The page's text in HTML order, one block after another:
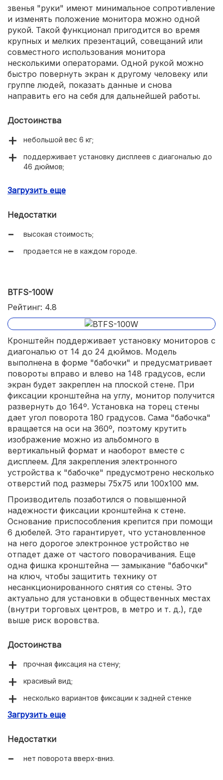
звенья "руки" имеют минимальное сопротивление
и изменять положение монитора можно одной
рукой. Такой функционал пригодится во время
крупных и мелких презентаций, совещаний или
совместного использования монитора
несколькими операторами. Одной рукой можно
быстро повернуть экран к другому человеку или
группе людей, показать данные и снова
направить его на себя для дальнейшей работы.
Достоинства
небольшой вес 6 кг;
поддерживает установку дисплеев с диагональю до
46 дюймов;
Загрузить еще
Недостатки
высокая стоимость;
продается не в каждом городе.
BTFS-100W
Рейтинг: 4.8
Кронштейн поддерживает установку мониторов с
диагональю от 14 до 24 дюймов. Модель
выполнена в форме "бабочки" и предусматривает
повороты вправо и влево на 148 градусов, если
экран будет закреплен на плоской стене. При
фиксации кронштейна на углу, монитор получится
развернуть до 164º. Установка на торец стены
дает угол поворота 180 градусов. Сама "бабочка"
вращается на оси на 360º, поэтому крутить
изображение можно из альбомного в
вертикальный формат и наоборот вместе с
дисплеем. Для закрепления электронного
устройства к "бабочке" предусмотрено несколько
отверстий под размеры 75х75 или 100х100 мм.
Производитель позаботился о повышенной
надежности фиксации кронштейна к стене.
Основание приспособления крепится при помощи
6 дюбелей. Это гарантирует, что установленное
на него дорогое электронное устройство не
отпадет даже от частого поворачивания. Еще
одна фишка кронштейна — замыкание "бабочки"
на ключ, чтобы защитить технику от
несанкционированного снятия со стены. Это
актуально для установки в общественных местах
(внутри торговых центров, в метро и т. д.), где
выше риск воровства.
Достоинства
прочная фиксация на стену;
красивый вид;
несколько вариантов фиксации к задней стенке
Загрузить еще
Недостатки
нет поворота вверх-вниз.